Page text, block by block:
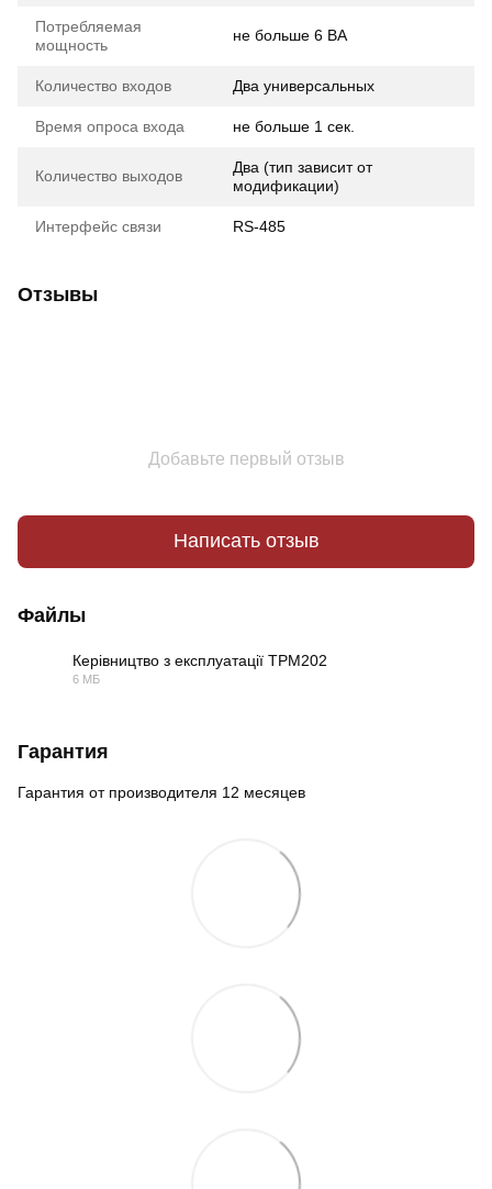
Потребляемая
мощность
не больше 6 ВА
Количество входов Два универсальных
Время опроса входа не больше 1 сек.
Количество выходов
Два (тип зависит от
модификации)
Интерфейс связи RS-485
Отзывы
Добавьте первый отзыв
Написать отзыв
Файлы
Керівництво з експлуатації ТРМ202
6 МБ
Гарантия
Гарантия от производителя 12 месяцев